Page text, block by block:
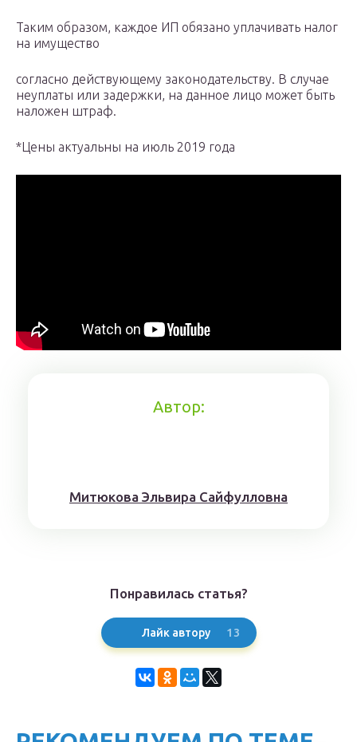
Таким образом, каждое ИП обязано уплачивать налог
на имущество
согласно действующему законодательству. В случае
неуплаты или задержки, на данное лицо может быть
наложен штраф.
*Цены актуальны на июль 2019 года
Автор:
Митюкoвa Эльвиpa Caйфуллoвнa
Понравилась статья?
Лайк автору 13